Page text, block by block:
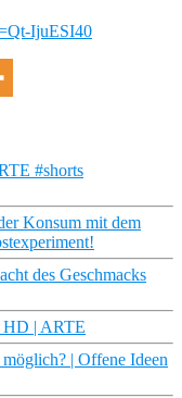
IjuESI40
#shorts
Konsum mit dem
des Geschmacks
HD | ARTE
| Offene Ideen